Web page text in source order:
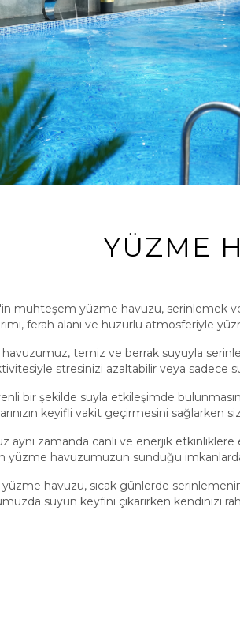
YÜZME
muhteşem yüzme havuzu, serinlemek
ferah alanı ve huzurlu atmosferiyle
temiz ve berrak suyuyla
stresinizi azaltabilir veya sadece
bir şekilde suyla etkileşimde
keyifli vakit geçirmesini sağlarken
aynı zamanda canlı ve enerjik
yüzme havuzumuzun sunduğu
havuzu, sıcak günlerde
suyun keyfini çıkarırken kendinizi